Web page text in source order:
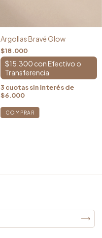
Argollas Bravé Glow
$18.000
$15.300 con
3 cuotas sin interés de
$6.000